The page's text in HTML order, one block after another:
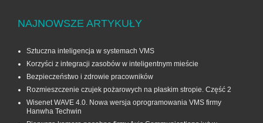
NAJNOWSZE ARTYKUŁY
Sztuczna inteligencja w systemach VMS
Korzyści z integracji zasobów w inteligentnym mieście
Bezpieczeństwo i zdrowie pracowników
Rozmieszczenie czujek pożarowych na płaskim stropie. Część 2
Wisenet WAVE 4.0. Nowa wersja oprogramowania VMS firmy
Hanwha Techwin